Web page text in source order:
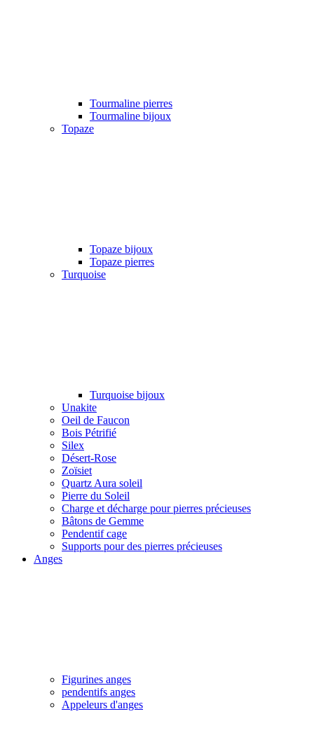
Tourmaline pierres
Tourmaline bijoux
Topaze
Topaze bijoux
Topaze pierres
Turquoise
Turquoise bijoux
Unakite
Oeil de Faucon
Bois Pétrifié
Silex
Désert-Rose
Zoïsiet
Quartz Aura soleil
Pierre du Soleil
Charge et décharge pour pierres précieuses
Bâtons de Gemme
Pendentif cage
Supports pour des pierres précieuses
Anges
Figurines anges
pendentifs anges
Appeleurs d'anges